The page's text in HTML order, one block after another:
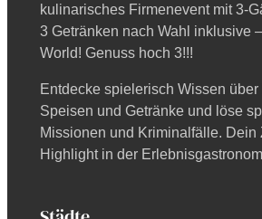
kulinarisches Firmenevent mit 3-
3 Getränken nach Wahl inklusive
World! Genuss hoch 3!!!
Entdecke spielerisch Wissen
Speisen und Getränke und löse
Missionen und Kriminalfälle. Dein
Highlight in der